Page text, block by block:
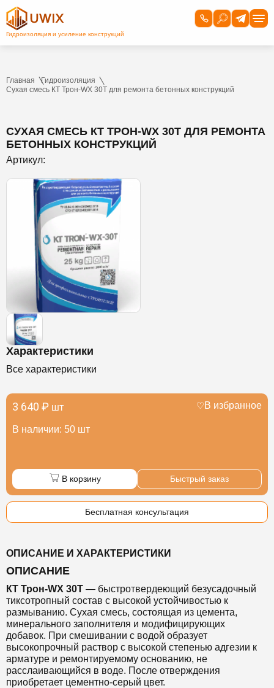
Главная
Гидроизоляция
Сухая смесь КТ Трон-WX 30T для ремонта бетонных конструкций
СУХАЯ СМЕСЬ КТ ТРОН-WX 30T ДЛЯ РЕМОНТА
БЕТОННЫХ КОНСТРУКЦИЙ
Артикул:
Характеристики
Все характеристики
3 640 ₽ шт
В наличии: 50 шт
В избранное
В корзину Быстрый заказ
Бесплатная консультация
ОПИСАНИЕ И ХАРАКТЕРИСТИКИ
ОПИСАНИЕ
КТ Трон-WX 30Т — быстротвердеющий безусадочный
тиксотропный состав с высокой устойчивостью к
размыванию. Сухая смесь, состоящая из цемента,
минерального заполнителя и модифицирующих
добавок. При смешивании с водой образует
высокопрочный раствор с высокой степенью адгезии к
арматуре и ремонтируемому основанию, не
расслаивающийся в воде. После отверждения
приобретает цементно-серый цвет.